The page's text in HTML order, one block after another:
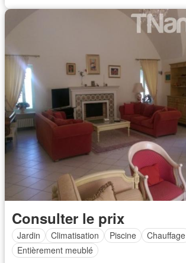
Consulter le prix
Jardin Climatisation Piscine
Chauffage
Entièrement meublé